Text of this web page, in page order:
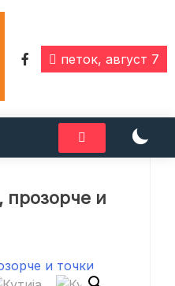
петок, август 7
прозорче и